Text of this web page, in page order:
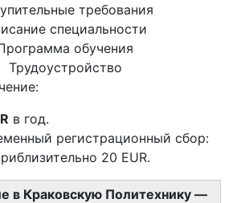
требования
специальности
обучения
Трудоустройство
в год.
регистрационный сбор:
20 EUR.
в Краковскую Политехнику —